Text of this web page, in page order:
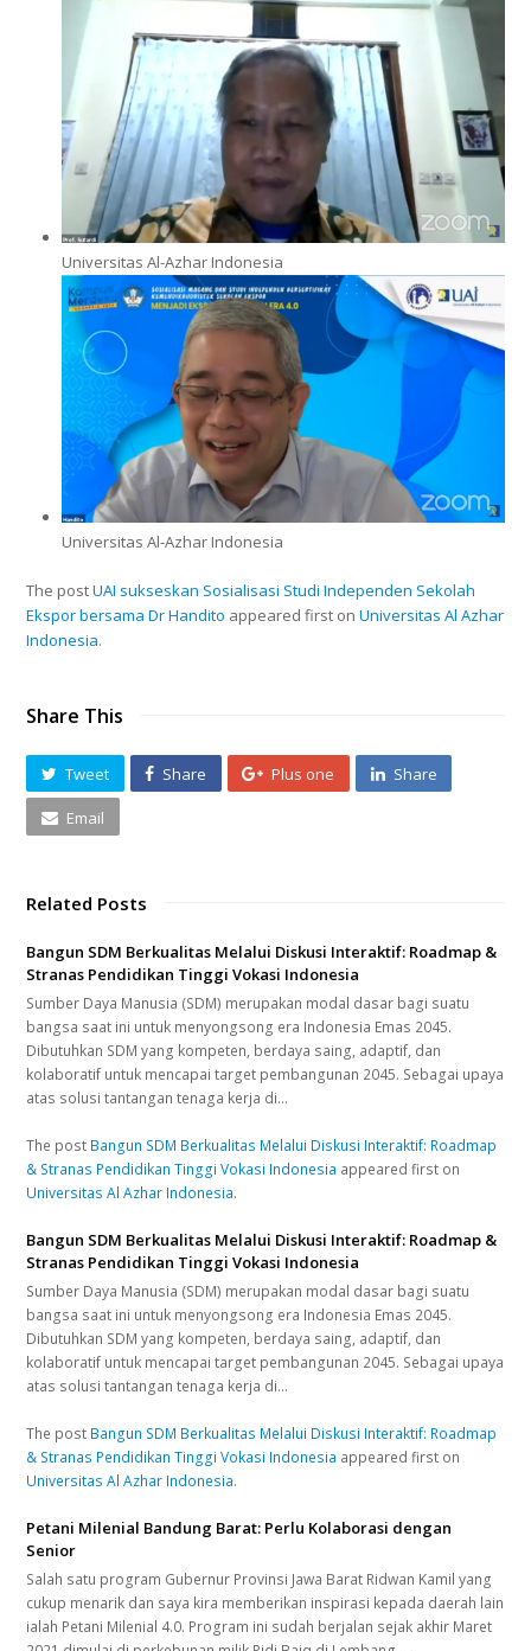
Universitas Al-Azhar Indonesia
Universitas Al-Azhar Indonesia
The postUAI sukseskan Sosialisasi Studi Independen Sekolah
Ekspor bersama Dr Handito appeared first onUniversitas Al Azhar
Indonesia.
Share This
Tweet Share Plus one Share
Email
Related Posts
Bangun SDM Berkualitas Melalui Diskusi Interaktif: Roadmap &
Stranas Pendidikan Tinggi Vokasi Indonesia
Sumber Daya Manusia (SDM) merupakan modal dasar bagi suatu
bangsa saat ini untuk menyongsong era Indonesia Emas 2045.
Dibutuhkan SDM yang kompeten, berdaya saing, adaptif, dan
kolaboratif untuk mencapai target pembangunan 2045. Sebagai upaya
atas solusi tantangan tenaga kerja di…
The post Bangun SDM Berkualitas Melalui Diskusi Interaktif: Roadmap
& Stranas Pendidikan Tinggi Vokasi Indonesia appeared first on
Universitas Al Azhar Indonesia.
Bangun SDM Berkualitas Melalui Diskusi Interaktif: Roadmap &
Stranas Pendidikan Tinggi Vokasi Indonesia
Sumber Daya Manusia (SDM) merupakan modal dasar bagi suatu
bangsa saat ini untuk menyongsong era Indonesia Emas 2045.
Dibutuhkan SDM yang kompeten, berdaya saing, adaptif, dan
kolaboratif untuk mencapai target pembangunan 2045. Sebagai upaya
atas solusi tantangan tenaga kerja di…
The post Bangun SDM Berkualitas Melalui Diskusi Interaktif: Roadmap
& Stranas Pendidikan Tinggi Vokasi Indonesia appeared first on
Universitas Al Azhar Indonesia.
Petani Milenial Bandung Barat: Perlu Kolaborasi dengan
Senior
Salah satu program Gubernur Provinsi Jawa Barat Ridwan Kamil yang
cukup menarik dan saya kira memberikan inspirasi kepada daerah lain
ialah Petani Milenial 4.0. Program ini sudah berjalan sejak akhir Maret